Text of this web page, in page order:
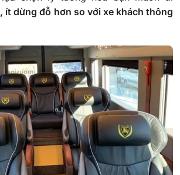
ít dừng đỗ hơn so với xe khách thông